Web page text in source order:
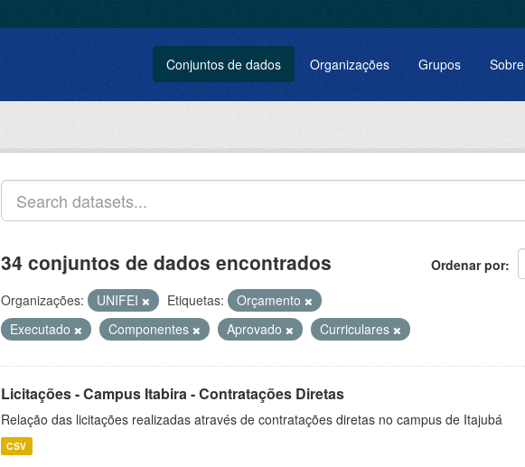
Conjuntos de dados Organizações Grupos Sobre
Ordenar por
34 conjuntos de dados encontrados
Organizações: UNIFEI Etiquetas:
Orçamento
Executado
Componentes Aprovado Curriculares
Licitações - Campus Itabira - Contratações Diretas
Relação das licitações realizadas através de contratações diretas no campus de Itajubá
CSV